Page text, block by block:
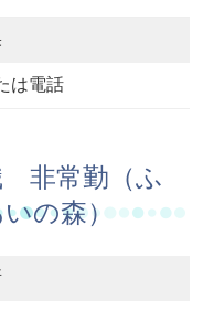
電話
非常勤（ふ
の森）